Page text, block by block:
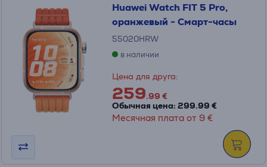
Huawei Watch FIT 5 Pro,
оранжевый - Смарт-часы
55020HRW
в наличии
Цена для друга:
259.99 €
Обычная цена: 299.99 €
Месячная плата от 9 €